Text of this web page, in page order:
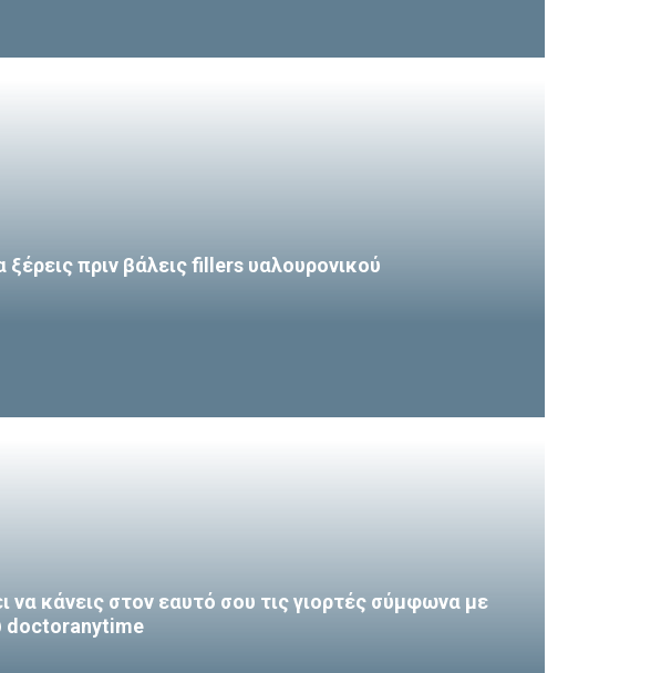
πριν βάλεις fillers υαλουρονικού
να κάνεις στον εαυτό σου τις γιορτές σύμφωνα με
doctoranytime